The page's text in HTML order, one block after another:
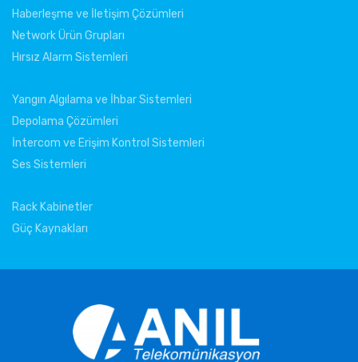
Haberleşme ve İletişim Çözümleri
Network Ürün Grupları
Hırsız Alarm Sistemleri
Yangın Algılama ve İhbar Sistemleri
Depolama Çözümleri
İntercom ve Erişim Kontrol Sistemleri
Ses Sistemleri
Rack Kabinetler
Güç Kaynakları